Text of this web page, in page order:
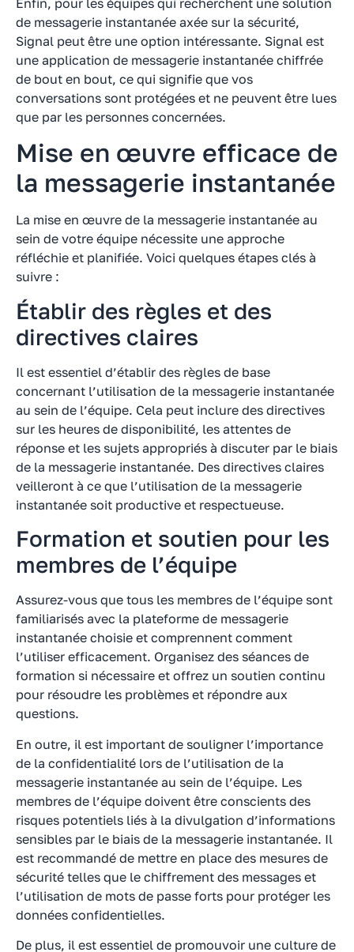
Enfin, pour les équipes qui recherchent une solution
de messagerie instantanée axée sur la sécurité,
Signal peut être une option intéressante. Signal est
une application de messagerie instantanée chiffrée
de bout en bout, ce qui signifie que vos
conversations sont protégées et ne peuvent être lues
que par les personnes concernées.
Mise en œuvre efficace de
la messagerie instantanée
La mise en œuvre de la messagerie instantanée au
sein de votre équipe nécessite une approche
réfléchie et planifiée. Voici quelques étapes clés à
suivre :
Établir des règles et des
directives claires
Il est essentiel d’établir des règles de base
concernant l’utilisation de la messagerie instantanée
au sein de l’équipe. Cela peut inclure des directives
sur les heures de disponibilité, les attentes de
réponse et les sujets appropriés à discuter par le biais
de la messagerie instantanée. Des directives claires
veilleront à ce que l’utilisation de la messagerie
instantanée soit productive et respectueuse.
Formation et soutien pour les
membres de l’équipe
Assurez-vous que tous les membres de l’équipe sont
familiarisés avec la plateforme de messagerie
instantanée choisie et comprennent comment
l’utiliser efficacement. Organisez des séances de
formation si nécessaire et offrez un soutien continu
pour résoudre les problèmes et répondre aux
questions.
En outre, il est important de souligner l’importance
de la confidentialité lors de l’utilisation de la
messagerie instantanée au sein de l’équipe. Les
membres de l’équipe doivent être conscients des
risques potentiels liés à la divulgation d’informations
sensibles par le biais de la messagerie instantanée. Il
est recommandé de mettre en place des mesures de
sécurité telles que le chiffrement des messages et
l’utilisation de mots de passe forts pour protéger les
données confidentielles.
De plus, il est essentiel de promouvoir une culture de